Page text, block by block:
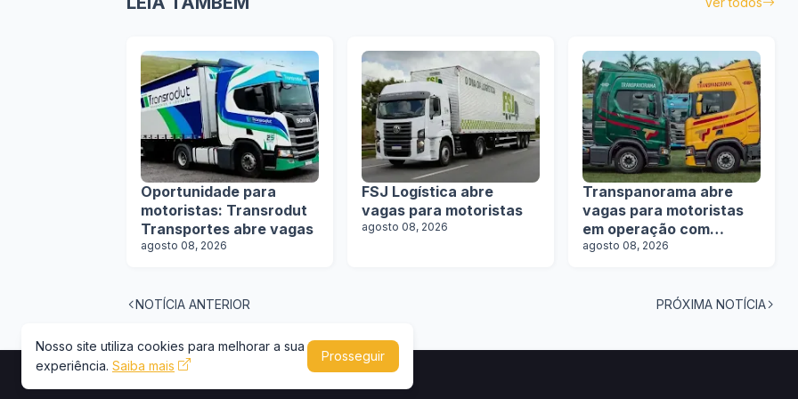
Oportunidade para
motoristas: Transrodut
Transportes abre vagas
agosto 08, 2026
FSJ Logística abre
vagas para motoristas
agosto 08, 2026
Transpanorama abre
vagas para motoristas
em operação com
tanques
agosto 08, 2026
NOTÍCIA ANTERIOR PRÓXIMA NOTÍCIA
Nosso site utiliza cookies para melhorar a sua
experiência. Saiba mais
Prosseguir